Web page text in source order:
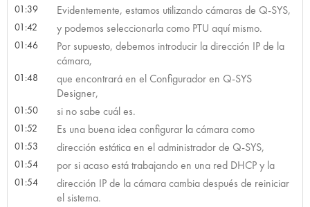
01:39 Evidentemente, estamos utilizando cámaras de Q-SYS,
01:42 y podemos seleccionarla como PTU aquí mismo.
01:46
Por supuesto, debemos introducir la dirección IP de la
cámara,
01:48
que encontrará en el Configurador en Q-SYS
Designer,
01:50 si no sabe cuál es.
01:52 Es una buena idea configurar la cámara como
01:53 dirección estática en el administrador de Q-SYS,
01:54 por si acaso está trabajando en una red DHCP y la
01:54
dirección IP de la cámara cambia después de reiniciar
el sistema.